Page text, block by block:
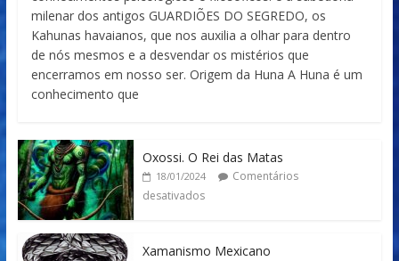
milenar dos antigos GUARDIÕES DO SEGREDO, os
Kahunas havaianos, que nos auxilia a olhar para dentro
de nós mesmos e a desvendar os mistérios que
encerramos em nosso ser. Origem da Huna A Huna é um
conhecimento que
Oxossi. O Rei das Matas
18/01/2024
Comentários
desativados
Xamanismo Mexicano